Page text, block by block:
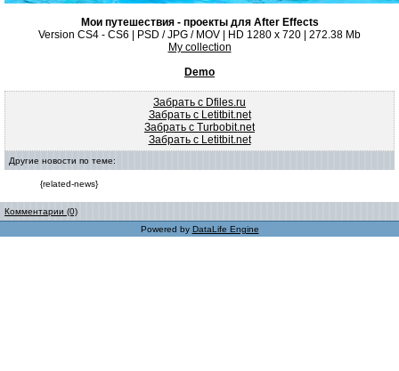
Мои путешествия - проекты для After Effects
Version CS4 - CS6 | PSD / JPG / MOV | HD 1280 x 720 | 272.38 Mb
My collection
Demo
Забрать с Dfiles.ru
Забрать с Letitbit.net
Забрать с Turbobit.net
Забрать с Letitbit.net
Другие новости по теме:
{related-news}
Комментарии (0)
Powered by DataLife Engine